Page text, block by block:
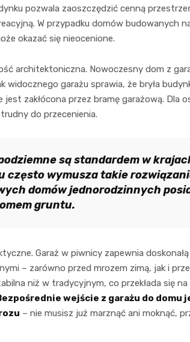
pozwala zaoszczędzić cenną
W przypadku domów budowanych
okazać się nieocenione.
architektoniczna. Nowoczesny dom z
widocznego garażu sprawia, że bryła
jest zakłócona przez bramę garażową. Dla
do przecenienia.
są standardem w
często wymusza takie
domów jednorodzinnych
gruntu.
Garaż w piwnicy zapewnia
– zarówno przed mrozem zimą, jak i
niż w tradycyjnym, co przekłada się
wejście z garażu do
– nie musisz już marznąć ani moknąć,